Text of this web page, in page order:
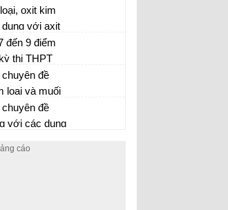
oxit kim
với axit
H2SO4
đến 9 điểm
thi THPT
đề
loại và muối
có tính oxi
đặc,
đề
với các dung